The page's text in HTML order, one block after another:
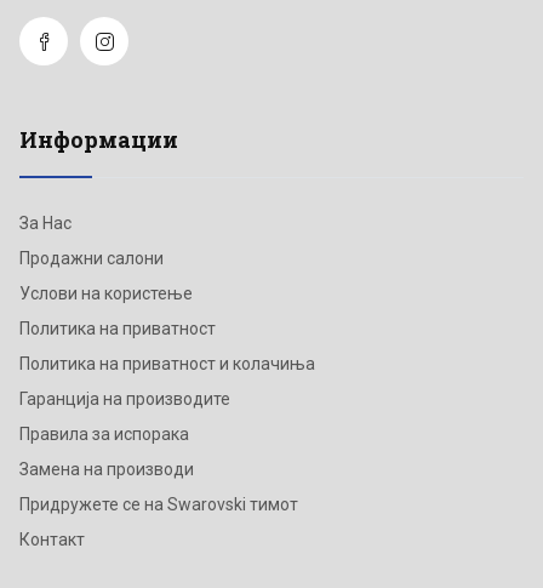
Информации
За Нас
Продажни салони
Услови на користење
Политика на приватност
Политика на приватност и колачиња
Гаранција на производите
Правила за испорака
Замена на производи
Придружете се на Swarovski тимот
Контакт